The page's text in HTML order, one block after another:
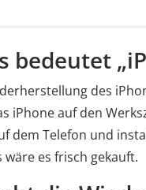
bedeutet
des
iPhone auf den
dem Telefon und
es frisch gekauft.